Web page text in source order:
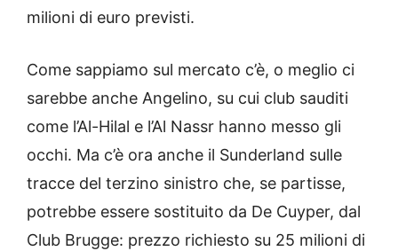
milioni di euro previsti.
Come sappiamo sul mercato c’è, o meglio ci
sarebbe anche Angelino, su cui club sauditi
come l’Al-Hilal e l’Al Nassr hanno messo gli
occhi. Ma c’è ora anche il Sunderland sulle
tracce del terzino sinistro che, se partisse,
potrebbe essere sostituito da De Cuyper, dal
Club Brugge: prezzo richiesto su 25 milioni di